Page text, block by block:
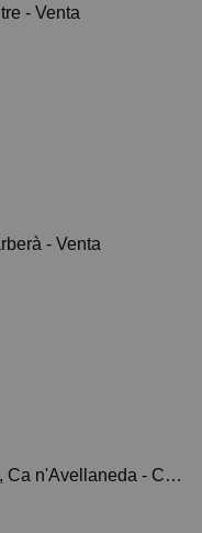
- Venta
- Venta
Calle Sant Miquel de Toudell 5, Ca n'Avellaneda - Can Font, Castellar del Vallès - Venta